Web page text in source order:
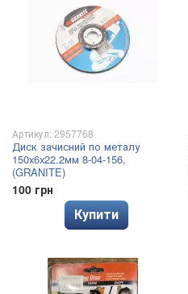
Артикул: 2957768
Диск зачисний по металу
150x6x22.2мм 8-04-156,
(GRANITE)
100 грн
Купити